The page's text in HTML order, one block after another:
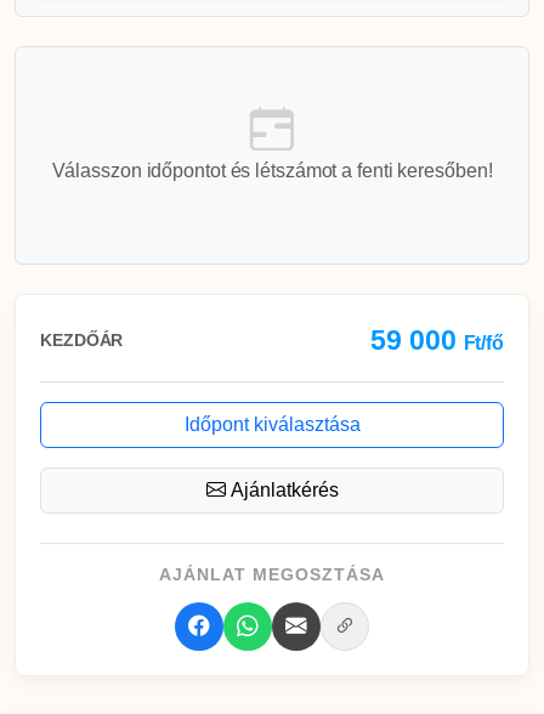
Válasszon időpontot és létszámot a fenti keresőben!
KEZDŐÁR 59 000 Ft/fő
Időpont kiválasztása
Ajánlatkérés
AJÁNLAT MEGOSZTÁSA